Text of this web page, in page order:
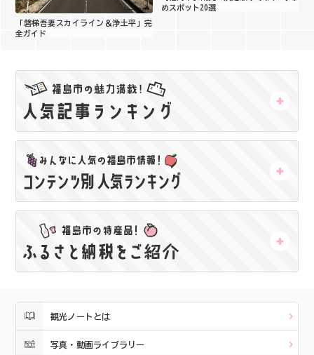
「磐梯吾妻スカイライン＆浄土平」完
全ガイド
めスポット20選
観光ノートとは
写真・動画ライブラリー